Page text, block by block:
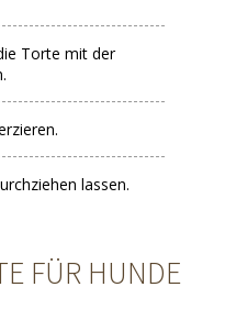
Torte mit der
lassen.
FÜR HUNDE